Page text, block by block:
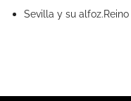
Sevilla y su alfoz.Reino